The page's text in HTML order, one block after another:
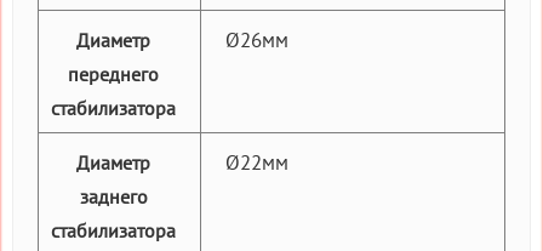
Диаметр
переднего
стабилизатора
Ø26мм
Диаметр
заднего
стабилизатора
Ø22мм